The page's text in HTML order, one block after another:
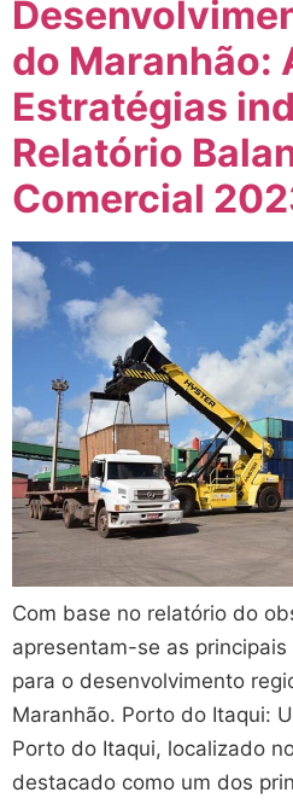
do Maranhão:
Estratégias
Relatório
Comercial
Com base no relatório do
apresentam-se as
para o desenvolvimento
Maranhão. Porto do Itaqui:
Porto do Itaqui, localizado
destacado como um dos